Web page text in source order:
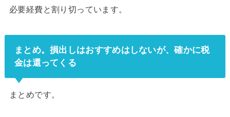
必要経費と割り切っています。
まとめ。損出しはおすすめはしないが、確かに税
金は還ってくる
まとめです。